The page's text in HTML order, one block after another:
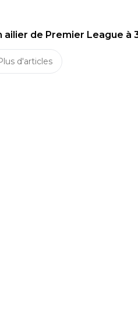
ailier de Premier League à
d'articles